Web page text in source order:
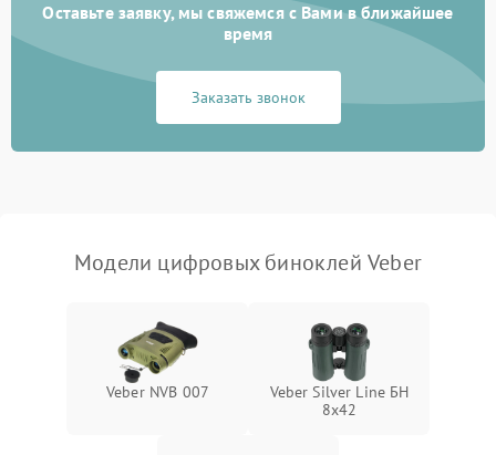
коркое время
1000 ₽ Подробнее →
1500 ₽ Подробнее →
Оставьте заявку, мы свяжемся с Вами в ближайшее
время
Заказать звонок
Модели цифровых биноклей Veber
Veber NVB 007
Veber Silver Line БН
8x42